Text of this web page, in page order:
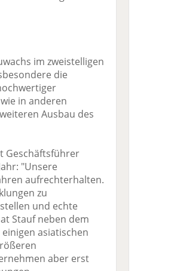
im zweistelligen
die
in anderen
Ausbau des
Geschäftsführer
"Unsere
aufrechterhalten.
zu
und echte
Stauf neben dem
asiatischen
aber erst